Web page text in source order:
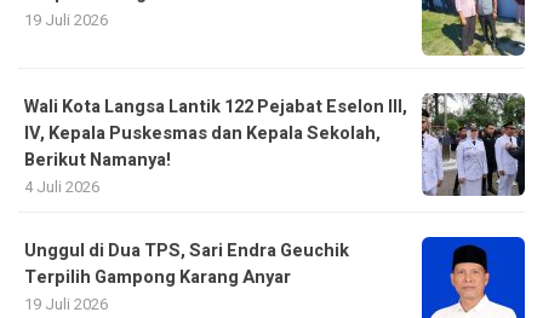
19 Juli 2026
Wali Kota Langsa Lantik 122 Pejabat Eselon III,
IV, Kepala Puskesmas dan Kepala Sekolah,
Berikut Namanya!
4 Juli 2026
Unggul di Dua TPS, Sari Endra Geuchik
Terpilih Gampong Karang Anyar
19 Juli 2026